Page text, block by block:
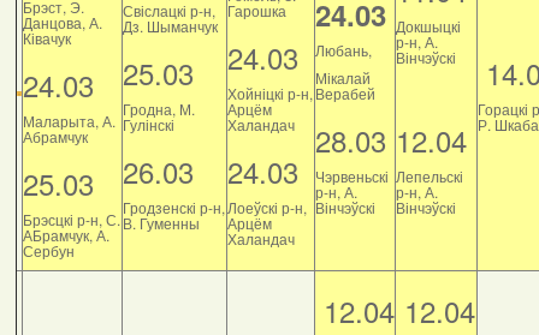
Брэст, Э.
Данцова, А.
Ківачук
24.03
Маларыта, А.
Абрамчук
25.03
Брэсцкі р-н, С.
АБрамчук, А.
Сербун
Свіслацкі р-н,
Дз. Шыманчук
25.03
Гродна, М.
Гулінскі
26.03
Гродзенскі р-н,
В. Гуменны
Гарошка
24.03
Хойніцкі р-н,
Арцём
Халандач
24.03
Лоеўскі р-н,
Арцём
Халандач
24.03
Любань,
Мікалай
Верабей
28.03
Чэрвеньскі
р-н, А.
Вінчэўскі
Докшыцкі
р-н, А.
Вінчэўскі
12.04
Лепельскі
р-н, А.
Вінчэўскі
Горацкі
Р.
12.04 12.04